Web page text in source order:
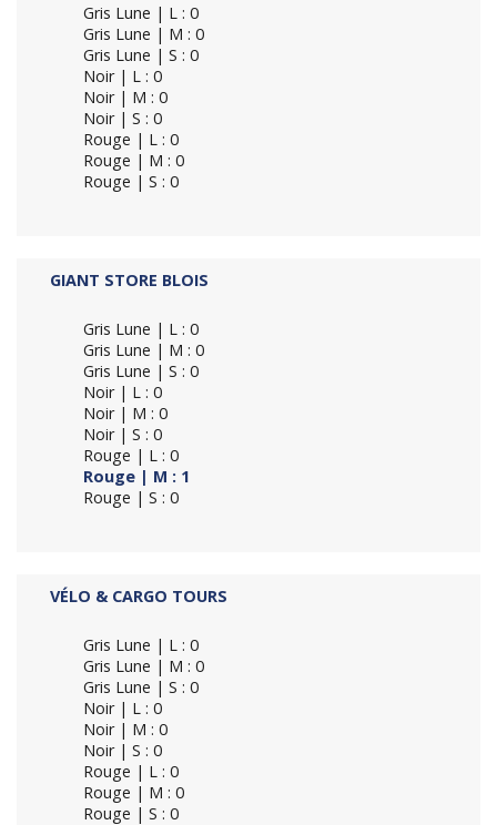
Gris Lune | L : 0
Gris Lune | M : 0
Gris Lune | S : 0
Noir | L : 0
Noir | M : 0
Noir | S : 0
Rouge | L : 0
Rouge | M : 0
Rouge | S : 0
GIANT STORE BLOIS
Gris Lune | L : 0
Gris Lune | M : 0
Gris Lune | S : 0
Noir | L : 0
Noir | M : 0
Noir | S : 0
Rouge | L : 0
Rouge | M : 1
Rouge | S : 0
VÉLO & CARGO TOURS
Gris Lune | L : 0
Gris Lune | M : 0
Gris Lune | S : 0
Noir | L : 0
Noir | M : 0
Noir | S : 0
Rouge | L : 0
Rouge | M : 0
Rouge | S : 0